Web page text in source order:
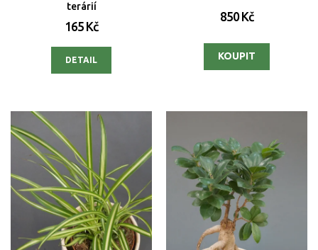
terárií
165 Kč
DETAIL
850 Kč